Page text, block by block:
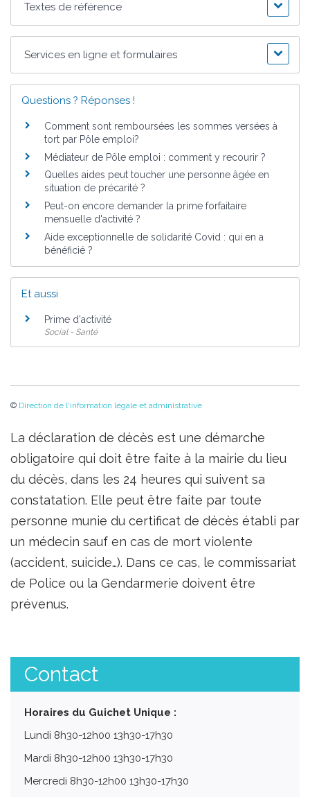
Textes de référence
Services en ligne et formulaires
Questions ? Réponses !
Comment sont remboursées les sommes versées à
tort par Pôle emploi?
Médiateur de Pôle emploi : comment y recourir ?
Quelles aides peut toucher une personne âgée en
situation de précarité ?
Peut-on encore demander la prime forfaitaire
mensuelle d'activité ?
Aide exceptionnelle de solidarité Covid : qui en a
bénéficié ?
Et aussi
Prime d'activité
Social - Santé
© Direction de l'information légale et administrative
La déclaration de décès est une démarche
obligatoire qui doit être faite à la mairie du lieu
du décès, dans les 24 heures qui suivent sa
constatation. Elle peut être faite par toute
personne munie du certificat de décès établi par
un médecin sauf en cas de mort violente
(accident, suicide…). Dans ce cas, le commissariat
de Police ou la Gendarmerie doivent être
prévenus.
Contact
Horaires du Guichet Unique :
Lundi 8h30-12h00 13h30-17h30
Mardi 8h30-12h00 13h30-17h30
Mercredi 8h30-12h00 13h30-17h30